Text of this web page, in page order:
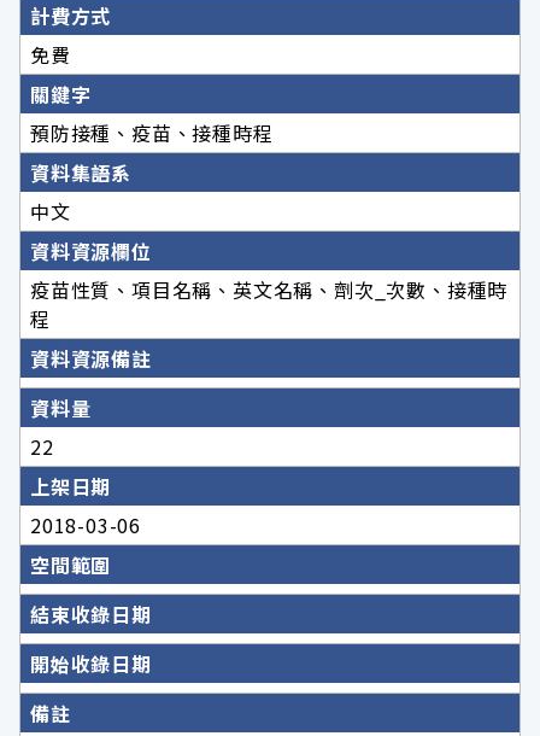
計費方式
免費
關鍵字
預防接種、疫苗、接種時程
資料集語系
中文
資料資源欄位
疫苗性質、項目名稱、英文名稱、劑次_次數、接種時
程
資料資源備註
資料量
22
上架日期
2018-03-06
空間範圍
結束收錄日期
開始收錄日期
備註